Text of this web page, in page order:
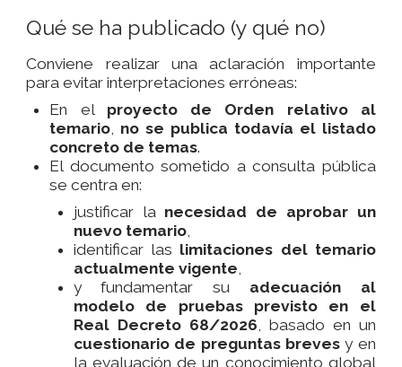
Qué se ha publicado (y qué no)
Conviene realizar una aclaración importante
para evitar interpretaciones erróneas:
En el proyecto de Orden relativo al
temario, no se publica todavía el listado
concreto de temas.
El documento sometido a consulta pública
se centra en:
justificar la necesidad de aprobar un
nuevo temario,
identificar las limitaciones del temario
actualmente vigente
y fundamentar su adecuación al
modelo de pruebas previsto en el
Real Decreto 68/2026 , basado en un
cuestionario de preguntas brevesy en
la evaluación de un conocimiento global